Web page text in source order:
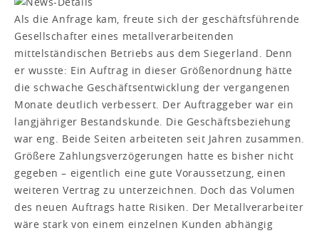
Als die Anfrage kam, freute sich der geschäftsführende
Gesellschafter eines metallverarbeitenden
mittelständischen Betriebs aus dem Siegerland. Denn
er wusste: Ein Auftrag in dieser Größenordnung hätte
die schwache Geschäftsentwicklung der vergangenen
Monate deutlich verbessert. Der Auftraggeber war ein
langjähriger Bestandskunde. Die Geschäftsbeziehung
war eng. Beide Seiten arbeiteten seit Jahren zusammen.
Größere Zahlungsverzögerungen hatte es bisher nicht
gegeben – eigentlich eine gute Voraussetzung, einen
weiteren Vertrag zu unterzeichnen. Doch das Volumen
des neuen Auftrags hatte Risiken. Der Metallverarbeiter
wäre stark von einem einzelnen Kunden abhängig